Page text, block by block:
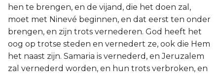
hen te brengen, en de vijand, die het doen zal,
moet met Ninevé beginnen, en dat eerst ten onder
brengen, en zijn trots vernederen. God heeft het
oog op trotse steden en vernedert ze, ook die Hem
het naast zijn. Samaria is vernederd, en Jeruzalem
zal vernederd worden, en hun trots verbroken, en